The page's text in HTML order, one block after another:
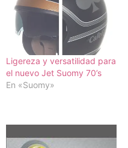
Ligereza y versatilidad para
el nuevo Jet Suomy 70’s
En «Suomy»